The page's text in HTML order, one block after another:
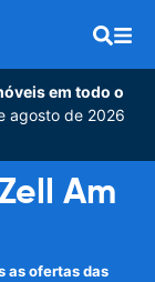
em todo o
agosto de 2026
Am
as ofertas das